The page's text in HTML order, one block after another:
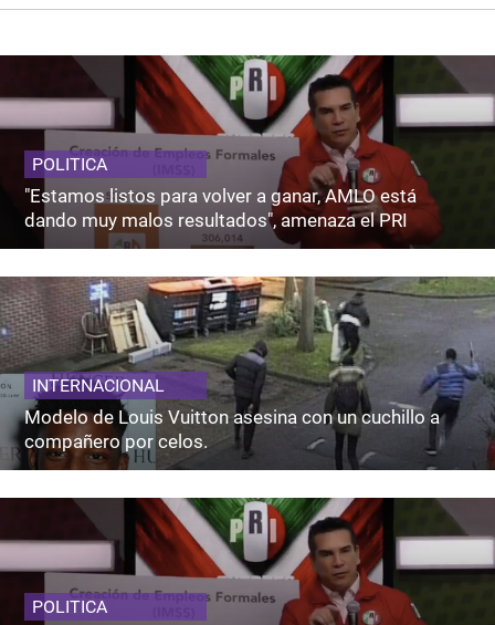
POLITICA
"Estamos listos para volver a ganar, AMLO está
dando muy malos resultados", amenaza el PRI
INTERNACIONAL
Modelo de Louis Vuitton asesina con un cuchillo a
compañero por celos.
POLITICA